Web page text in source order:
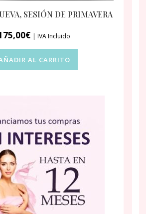
SESIÓN DE PRIMAVERA
€ | IVA Incluido
AL CARRITO